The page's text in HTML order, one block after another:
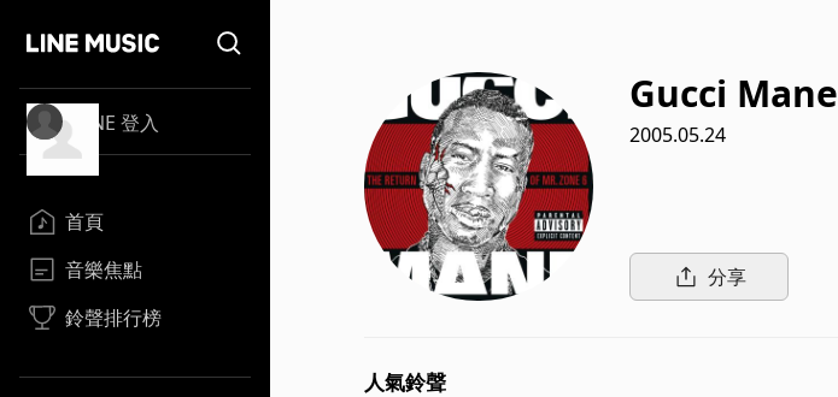
LINE 登入
首頁
音樂焦點
鈴聲排行榜
Gucci Mane
2005.05.24
分享
人氣鈴聲